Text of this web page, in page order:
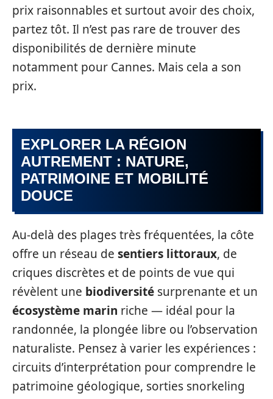
prix raisonnables et surtout avoir des choix,
partez tôt. Il n’est pas rare de trouver des
disponibilités de dernière minute
notamment pour Cannes. Mais cela a son
prix.
EXPLORER LA RÉGION
AUTREMENT : NATURE,
PATRIMOINE ET MOBILITÉ
DOUCE
Au-delà des plages très fréquentées, la côte
offre un réseau de sentiers littoraux, de
criques discrètes et de points de vue qui
révèlent une biodiversité surprenante et un
écosystème marin riche — idéal pour la
randonnée, la plongée libre ou l’observation
naturaliste. Pensez à varier les expériences :
circuits d’interprétation pour comprendre le
patrimoine géologique, sorties snorkeling